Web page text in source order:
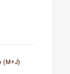
(M+J)